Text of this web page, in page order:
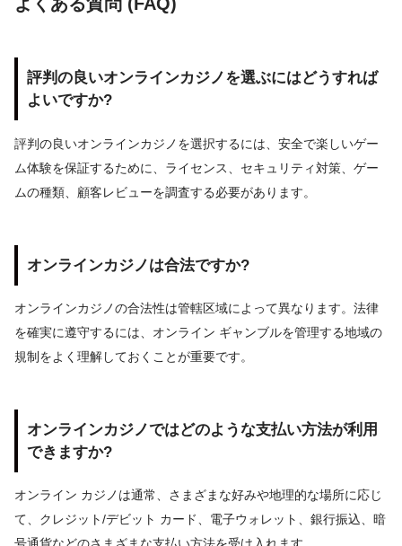
評判の良いオンラインカジノを選ぶにはどうすれば
よいですか?
評判の良いオンラインカジノを選択するには、安全で楽しいゲー
ム体験を保証するために、ライセンス、セキュリティ対策、ゲー
ムの種類、顧客レビューを調査する必要があります。
オンラインカジノは合法ですか?
オンラインカジノの合法性は管轄区域によって異なります。法律
を確実に遵守するには、オンライン ギャンブルを管理する地域の
規制をよく理解しておくことが重要です。
オンラインカジノではどのような支払い方法が利用
できますか?
オンライン カジノは通常、さまざまな好みや地理的な場所に応じ
て、クレジット/デビット カード、電子ウォレット、銀行振込、暗
号通貨などのさまざまな支払い方法を受け入れます。